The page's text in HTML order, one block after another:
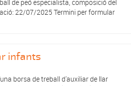
de peó especialista, composició del
22/07/2025 Termini per formular
infants
borsa de treball d'auxiliar de llar